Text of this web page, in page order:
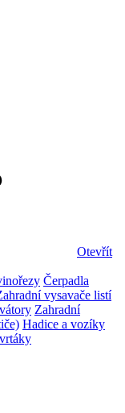
Otevřít
Čerpadla
vysavače listí
Zahradní
Hadice a vozíky